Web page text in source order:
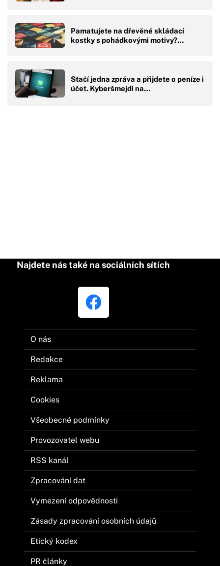
Pamatujete na dřevěné skládací
kostky s pohádkovými motivy?…
Stačí jedna zpráva a přijdete o peníze i
účet. Kyberšmejdi na…
Najdete nás také na sociálních sítích
O nás
Redakce
Reklama
Cookies
Všeobecné podmínky
Provozovatel webu
RSS kanál
Zpracování dat
Vymezení odpovědnosti
Zásady zpracování osobních údajů
Etický kodex
PR články